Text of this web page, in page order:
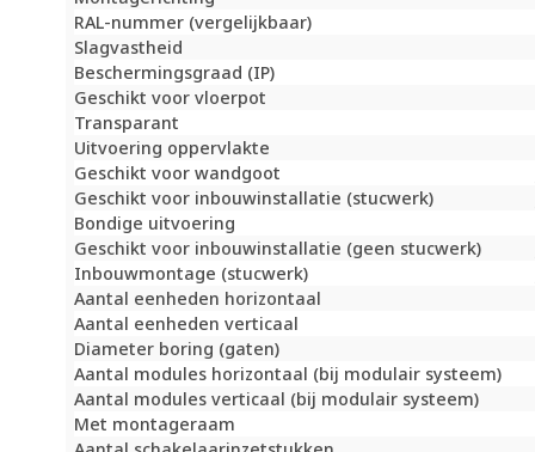
RAL-nummer (vergelijkbaar)
Slagvastheid
Beschermingsgraad (IP)
Geschikt voor vloerpot
Transparant
Uitvoering oppervlakte
Geschikt voor wandgoot
Geschikt voor inbouwinstallatie (stucwerk)
Bondige uitvoering
Geschikt voor inbouwinstallatie (geen stucwerk)
Inbouwmontage (stucwerk)
Aantal eenheden horizontaal
Aantal eenheden verticaal
Diameter boring (gaten)
Aantal modules horizontaal (bij modulair systeem)
Aantal modules verticaal (bij modulair systeem)
Met montageraam